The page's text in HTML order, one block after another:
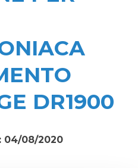
DR1900
04/08/2020